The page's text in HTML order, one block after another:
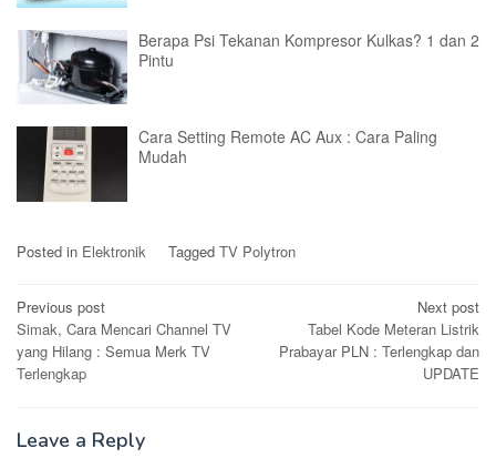
Berapa Psi Tekanan Kompresor Kulkas? 1 dan 2
Pintu
Cara Setting Remote AC Aux : Cara Paling
Mudah
Posted in Elektronik Tagged TV Polytron
Post
navigation
Previous post
Simak, Cara Mencari Channel TV
yang Hilang : Semua Merk TV
Terlengkap
Next post
Tabel Kode Meteran Listrik
Prabayar PLN : Terlengkap dan
UPDATE
Leave a Reply